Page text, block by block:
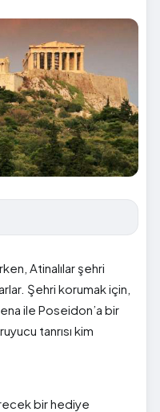
Atinalılar şehri
Şehri korumak için,
ile Poseidon’a bir
tanrısı kim
bir hediye